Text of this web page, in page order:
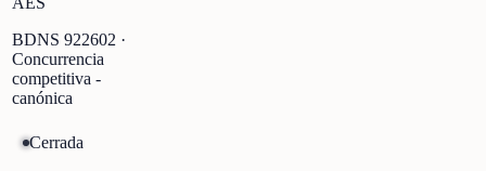
BDNS 922602 ·
Concurrencia
competitiva -
canónica
Cerrada